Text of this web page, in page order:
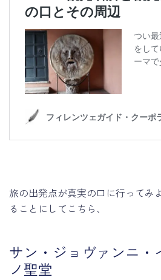
旅の出発点が真実の口に行ってみ
ることにしてこちら、
サン・ジョヴァンニ・
ノ聖堂